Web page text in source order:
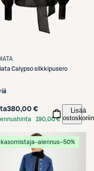
Calypso silkkipusero
380,00 €
190,00 €
Lisää
ostoskoriin
alennus−50%